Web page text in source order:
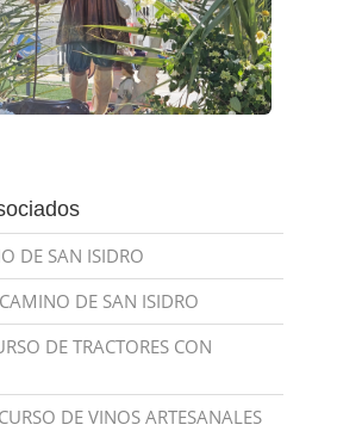
DE SAN ISIDRO
DE SAN ISIDRO
DE TRACTORES CON
DE VINOS ARTESANALES